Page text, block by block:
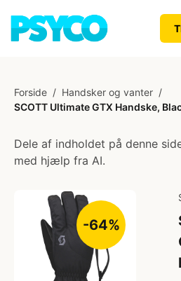
Forside / Handsker og vanter /
SCOTT Ultimate GTX Handske,
Dele af indholdet på denne
med hjælp fra AI.
-64%